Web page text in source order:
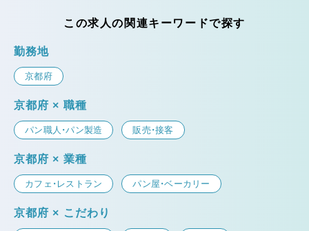
この求人の関連キーワードで探す
勤務地
京都府
京都府 × 職種
パン職人・パン製造 販売・接客
京都府 × 業種
カフェ・レストラン パン屋・ベーカリー
京都府 × こだわり